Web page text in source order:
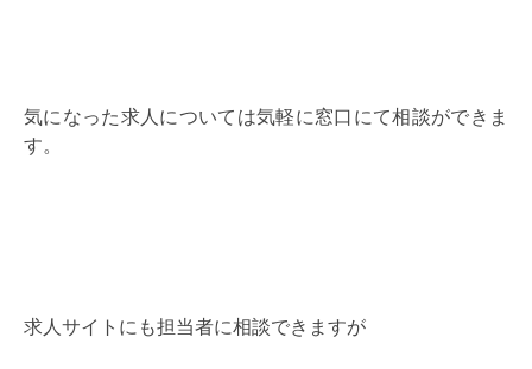
気になった求人については気軽に窓口にて相談ができま
す。
求人サイトにも担当者に相談できますが